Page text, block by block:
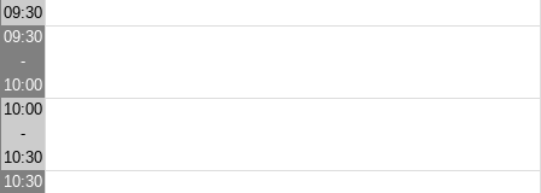
09:30
09:30
-
10:00
10:00
-
10:30
10:30